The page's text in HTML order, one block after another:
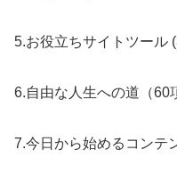
5.お役立ちサイトツール
6.自由な人生への道（60
7.今日から始めるコンテ